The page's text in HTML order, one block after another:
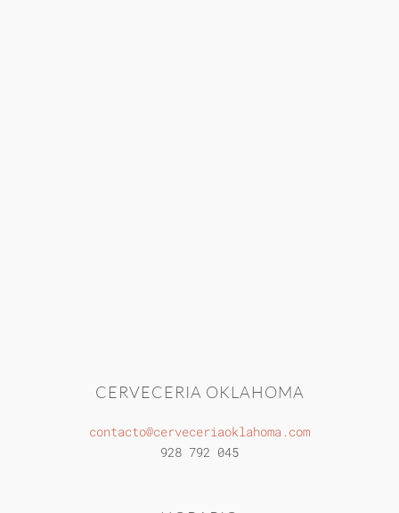
CERVECERIA OKLAHOMA
contacto@cerveceriaoklahoma.com
928 792 045